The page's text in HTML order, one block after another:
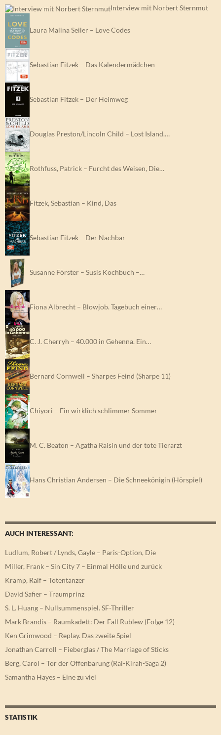
Interview mit Norbert Sternmut
Laura Malina Seiler – Love Codes
Sebastian Fitzek – Das Kalendermädchen
Sebastian Fitzek – Der Heimweg
Douglas Preston/Lincoln Child – Lost Island.…
Rothfuss, Patrick – Furcht des Weisen, Die…
Fitzek, Sebastian – Kind, Das
Sebastian Fitzek – Der Nachbar
Susanne Förster – Susis Kochbuch –…
Fiona Albrecht – Blowjob. Tagebuch einer…
C. J. Cherryh – 40.000 in Gehenna. Ein…
Bernard Cornwell – Sharpes Feind (Sharpe 11)
Chiyori – Ein wirklich schlimmer Sommer
M. C. Beaton – Agatha Raisin und der tote Tierarzt
Hans Christian Andersen – Die Schneekönigin (Hörspiel)
AUCH INTERESSANT:
Ludlum, Robert / Lynds, Gayle – Paris-Option, Die
Miller, Frank – Sin City 7 – Einmal Hölle und zurück
Kramp, Ralf – Totentänzer
David Safier – Traumprinz
S. L. Huang – Nullsummenspiel. SF-Thriller
Mark Brandis – Raumkadett: Der Fall Rublew (Folge 12)
Ken Grimwood – Replay. Das zweite Spiel
Jonathan Carroll – Fieberglas / The Marriage of Sticks
Berg, Carol – Tor der Offenbarung (Rai-Kirah-Saga 2)
Samantha Hayes – Eine zu viel
STATISTIK